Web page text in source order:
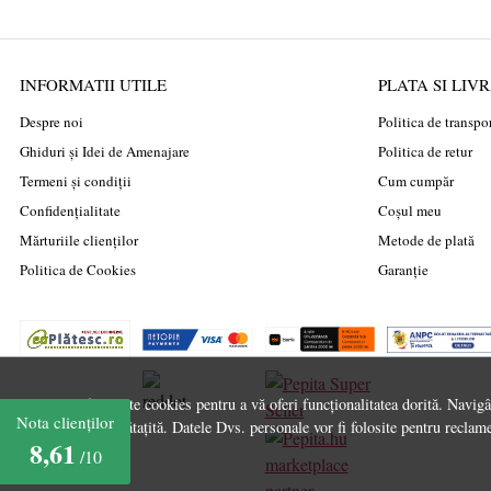
Acest site folosește cookies pentru a vă oferi funcționalitatea dorită.
experiență îmbunătațită. Datele Dvs. personale vor fi folosite pentru
INFORMATII UTILE
Despre noi
Ghiduri și Idei de Amenajare
Termeni și condiții
Confidențialitate
Mărturiile clienților
Politica de Cookies
PLATA SI
Politica de
Politica de retur
Cum cumpăr
Coșul meu
Metode de plată
Garanție
marketplace
Nota clienților
8,61 /10